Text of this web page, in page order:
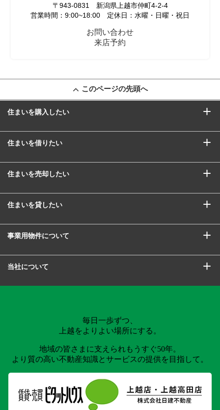
〒943-0831 新潟県上越市仲町4-2-4
営業時間：9:00~18:00 定休日：水曜・日曜・祝日
お問い合わせ
来店予約
このページの先頭へ
住まいを購入したい
住まいを借りたい
住まいを売却したい
住まいを貸したい
事業用物件について
当社について
毎日一歩ずつ、
上越をよりよい場所にする。
地域の皆さまに支えられもうすぐ50年。
より質の高い不動産知識とサービスの提供を目指して。